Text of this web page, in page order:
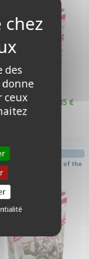
-10% 44,95 € 40,45 €
Disponible
Encounters - Shrine of the
des
donne
ceux